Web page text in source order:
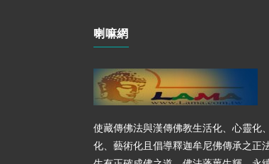
喇嘛網
使藏傳佛法與漢傳佛教生活化、心靈化
化、藝術化且倡導釋迦牟尼佛傳承之正